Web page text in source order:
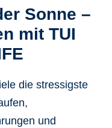
Sonne –
mit TUI
die stressigste
und